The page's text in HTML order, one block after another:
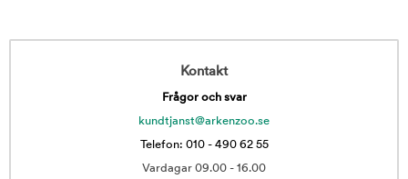
Kontakt
Frågor och svar
kundtjanst@arkenzoo.se
Telefon: 010 - 490 62 55
Vardagar 09.00 - 16.00